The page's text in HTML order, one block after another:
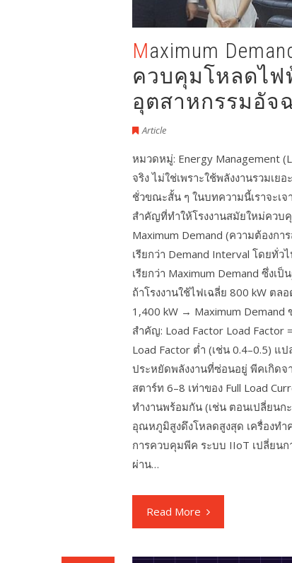
Maximum Demand Management ด้วย IIoT:
ควบคุมโหลดไฟ
อุตสาหกรรมอัจ
Article
หมวดหมู่: Energy Management
จริง ไม่ใช่เพราะใช้พลังงานรวมเ
ชั่วขณะสั้น ๆ ในบทความนี้เราจะเ
สำคัญที่ทำให้โรงงานสมัยใหม่ควบ
Maximum Demand (ความต้องกา
เรียกว่า Demand Interval โดยทั่
เรียกว่า Maximum Demand ซึ่ง
ถ้าโรงงานใช้ไฟเฉลี่ย 800 kW ต
1,400 kW → Maximum Demand
สำคัญ: Load Factor Load Factor
Load Factor ต่ำ (เช่น 0.4–0.5) แ
ประหยัดพลังงานที่ซ่อนอยู่ พีคเกิดจ
สตาร์ท 6–8 เท่าของ Full Load
ทำงานพร้อมกัน (เช่น ตอนเปลี่ยนก
อุณหภูมิสูงดึงโหลดสูงสุด เครื่องท
การควบคุมพีค ระบบ IIoT เปลี่ยน
ผ่าน…
Read More